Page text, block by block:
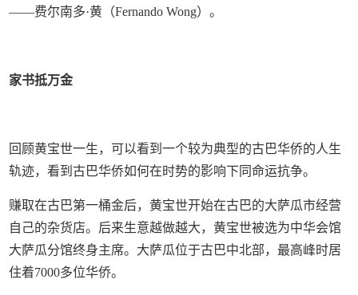
——费尔南多·黄（Fernando Wong）。
家书抵万金
回顾黄宝世一生，可以看到一个较为典型的古巴华侨的人生
轨迹，看到古巴华侨如何在时势的影响下同命运抗争。
赚取在古巴第一桶金后，黄宝世开始在古巴的大萨瓜市经营
自己的杂货店。后来生意越做越大，黄宝世被选为中华会馆
大萨瓜分馆终身主席。大萨瓜位于古巴中北部，最高峰时居
住着7000多位华侨。